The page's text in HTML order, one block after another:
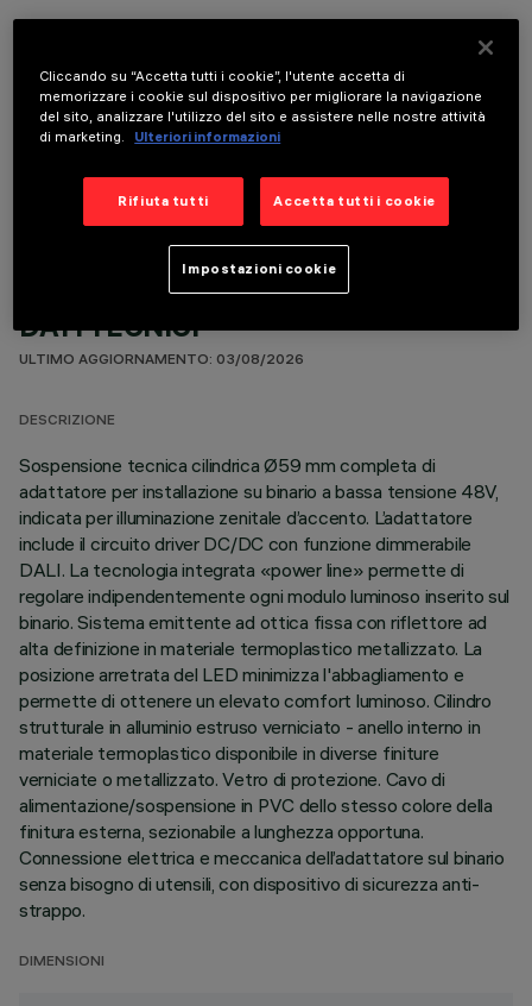
COMPONENTI OPZIONALI
DATI TECNICI
ULTIMO AGGIORNAMENTO: 03/08/2026
DESCRIZIONE
Sospensione tecnica cilindrica Ø59 mm completa di
adattatore per installazione su binario a bassa tensione 48V,
indicata per illuminazione zenitale d’accento. L’adattatore
include il circuito driver DC/DC con funzione dimmerabile
DALI. La tecnologia integrata «power line» permette di
regolare indipendentemente ogni modulo luminoso inserito sul
binario. Sistema emittente ad ottica fissa con riflettore ad
alta definizione in materiale termoplastico metallizzato. La
posizione arretrata del LED minimizza l'abbagliamento e
permette di ottenere un elevato comfort luminoso. Cilindro
strutturale in alluminio estruso verniciato - anello interno in
materiale termoplastico disponibile in diverse finiture
verniciate o metallizzato. Vetro di protezione. Cavo di
alimentazione/sospensione in PVC dello stesso colore della
finitura esterna, sezionabile a lunghezza opportuna.
Connessione elettrica e meccanica dell’adattatore sul binario
senza bisogno di utensili, con dispositivo di sicurezza anti-
strappo.
DIMENSIONI
Cliccando su “Accetta tutti i cookie”, l'utente accetta di
memorizzare i cookie sul dispositivo per migliorare la navigazione
del sito, analizzare l'utilizzo del sito e assistere nelle nostre attività
di marketing.
Ulteriori informazioni
Rifiuta tutti Accetta tutti i cookie
Impostazioni cookie